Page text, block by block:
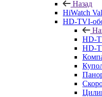
Назад
HiWatch
HD-TVI-
HD-
HD-